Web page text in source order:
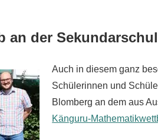
an der
Auch in diesem ganz
Schülerinnen und
Blomberg an dem aus
Känguru-